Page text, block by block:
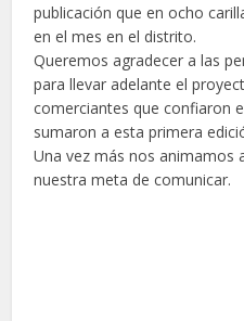
publicación que en ocho
en el mes en el distrito.
Queremos agradecer a las
para llevar adelante el
comerciantes que confiaron
sumaron a esta primera
Una vez más nos animamos
nuestra meta de comunicar.